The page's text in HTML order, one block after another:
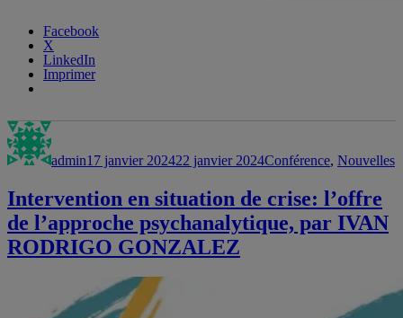
Facebook
X
LinkedIn
Imprimer
Auteur
admin17 janvier 202422 janvier 2024Conférence, Nouvelles
Intervention en situation de crise: l’offre
de l’approche psychanalytique, par IVAN
RODRIGO GONZALEZ